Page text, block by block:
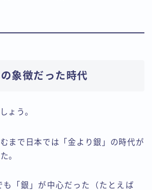
象徴だった時代
ょう。
まで日本では「金より銀」の時代が
。
も「銀」が中心だった（たとえば